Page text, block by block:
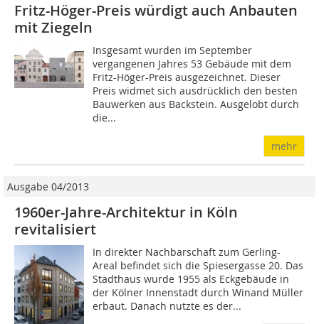
Fritz-Höger-Preis würdigt auch Anbauten
mit Ziegeln
Insgesamt wurden im September
vergangenen Jahres 53 Gebäude mit dem
Fritz-Höger-Preis ausgezeichnet. Dieser
Preis widmet sich ausdrücklich den besten
Bauwerken aus Backstein. Ausgelobt durch
die...
mehr
Ausgabe 04/2013
1960er-Jahre-Architektur in Köln
revitalisiert
In direkter Nachbarschaft zum Gerling-
Areal befindet sich die Spiesergasse 20. Das
Stadthaus wurde 1955 als Eckgebäude in
der Kölner Innenstadt durch Winand Müller
erbaut. Danach nutzte es der...